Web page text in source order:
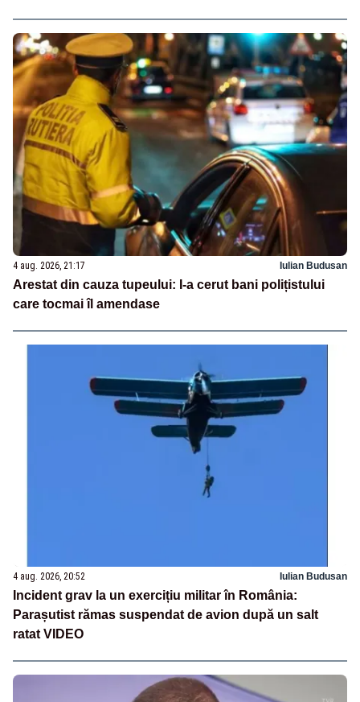
4 aug. 2026, 21:17 Iulian Budusan
Arestat din cauza tupeului: I-a cerut bani polițistului
care tocmai îl amendase
4 aug. 2026, 20:52 Iulian Budusan
Incident grav la un exercițiu militar în România:
Parașutist rămas suspendat de avion după un salt
ratat VIDEO